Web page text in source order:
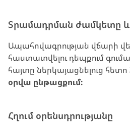
Տրամադրման ժամկետը
Ապահովագրության վճարի
հաստատվելու դեպքում
հայտը ներկայացնելուց հետո
օրվա ընթացքում։
Հղում օրենսդրությանը